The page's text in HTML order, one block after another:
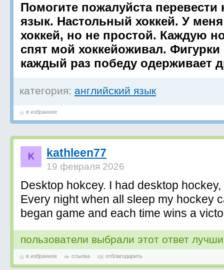
Помогите пожалуйста перевести
язык. Настольный хоккей. У
хоккей, но не простой. Каждую
спят мой хоккейоживал. Фигурки
каждый раз победу одерживает
категория: английский язык
в избранное
kathleen77
19 февраля 2026
Desktop hokcey. I had desktop
Every night when all sleep my hockey
began game and each time wins a
пользователи выбрали этот ответ
в избранное ссылка отблагодарить